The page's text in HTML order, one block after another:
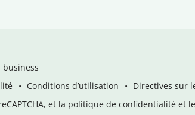
business
Conditions d’utilisation
Directives sur
et la politique de confidentialité et